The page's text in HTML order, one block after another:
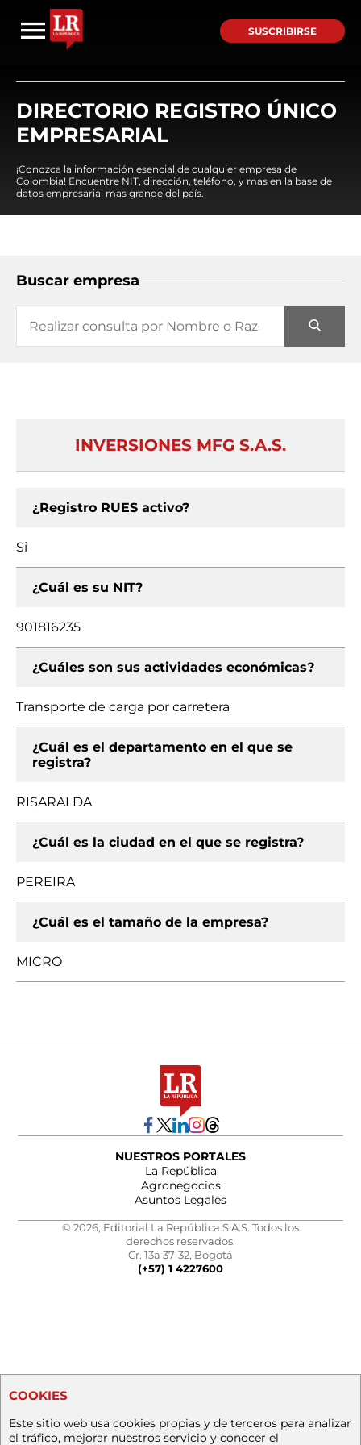
SUSCRIBIRSE
DIRECTORIO REGISTRO ÚNICO
EMPRESARIAL
¡Conozca la información esencial de cualquier empresa de
Colombia! Encuentre NIT, dirección, teléfono, y mas en la base de
datos empresarial mas grande del país.
Buscar empresa
INVERSIONES MFG S.A.S.
¿Registro RUES activo?
Si
¿Cuál es su NIT?
901816235
¿Cuáles son sus actividades económicas?
Transporte de carga por carretera
¿Cuál es el departamento en el que se
registra?
RISARALDA
¿Cuál es la ciudad en el que se registra?
PEREIRA
¿Cuál es el tamaño de la empresa?
MICRO
NUESTROS PORTALES
La República
Agronegocios
Asuntos Legales
© 2026, Editorial La República S.A.S. Todos los
derechos reservados.
Cr. 13a 37-32, Bogotá
(+57) 1 4227600
COOKIES
Este sitio web usa cookies propias y de terceros para analizar
el tráfico, mejorar nuestros servicio y conocer el